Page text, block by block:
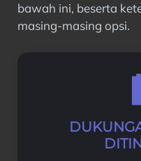
bawah ini, beserta
masing-masing opsi.